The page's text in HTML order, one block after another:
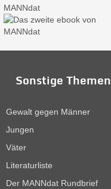
Sonstige Themen
Gewalt gegen Männer
Jungen
Väter
Literaturliste
Der MANNdat Rundbrief